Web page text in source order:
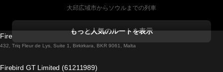
大邱広域市からソウルまでの列車
ダブリンからゴールウェイまでの列車
もっと人気のルートを表示
Firebird GT Limited (OC 1451)
432, Triq Fleur de Lys, Suite 1, Birkirkara, BKR 9061, Malta
Firebird GT Limited (61211989)